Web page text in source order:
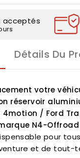
acceptés
Détails Du
votre
réservoir
4motion / Ford
N4-Offroad
pour
et de tout-